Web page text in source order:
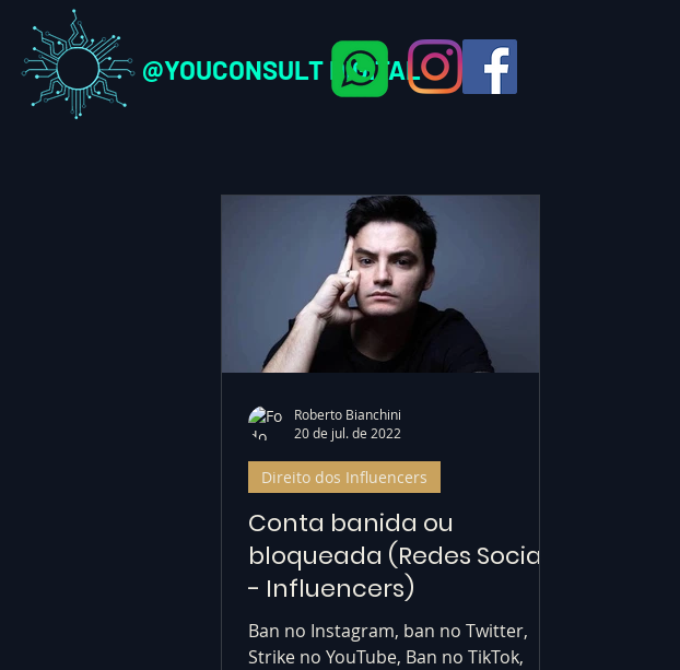
@YOUCONSULT DIGITAL
Conta banida ou
bloqueada (Redes Sociais
- Influencers)
Ban no Instagram, ban no Twitter,
Strike no YouTube, Ban no TikTok,
Direito dos Influencers
Roberto Bianchini
20 de jul. de 2022